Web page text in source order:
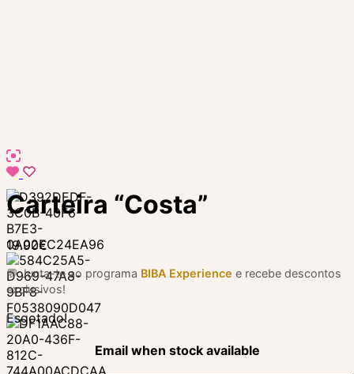
Carteira “Costa”
19.90€
💬 Junta-te ao programa BIBA Experience e recebe descontos
exclusivos!
Esgotado!
Email when stock available